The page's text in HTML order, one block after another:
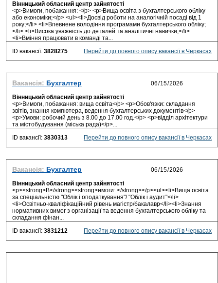
Вінницький обласний центр зайнятості
<p>Вимоги, побажання: </p> <p>Вища освіта з бухгалтерського обліку
або економіки;</p> <ul><li>Досвід роботи на аналогічній посаді від 1
року;</li> <li>Впевнене володіння програмами бухгалтерського обліку;
</li> <li>Висока уважність до деталей та аналітичні навички;</li>
<li>Вміння працювати в команді та...
ID вакансії: 3828275 Перейти до повного опису вакансії в Черкасах
Вакансія: Бухгалтер
Вінницький обласний центр зайнятості
<p>Вимоги, побажання: вища освіта</p> <p>Обов'язки: складання
звітів, знання компютера, ведення бухгалтерських документів</p>
<p>Умови: робочий день з 8.00 до 17.00 год.</p> <p>відділ архітектури
та містобудування (міська рада)</p>...
ID вакансії: 3830313 Перейти до повного опису вакансії в Черкасах
Вакансія: Бухгалтер
Вінницький обласний центр зайнятості
<p><strong>В</strong><strong>имоги: </strong></p><ul><li>Вища освіта
за спеціальністю "Облік і оподаткування"/ "Облік і аудит"</li>
<li>Освітньо-кваліфікаційний рівень магістр/бакалавр</li><li>Знання
нормативних вимог з організації та ведення бухгалтерського обліку та
складання фінан...
ID вакансії: 3831212 Перейти до повного опису вакансії в Черкасах